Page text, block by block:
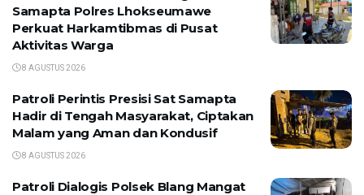
Samapta Polres Lhokseumawe
Perkuat Harkamtibmas di Pusat
Aktivitas Warga
8 AGUSTUS 2026
Patroli Perintis Presisi Sat Samapta
Hadir di Tengah Masyarakat, Ciptakan
Malam yang Aman dan Kondusif
8 AGUSTUS 2026
Patroli Dialogis Polsek Blang Mangat